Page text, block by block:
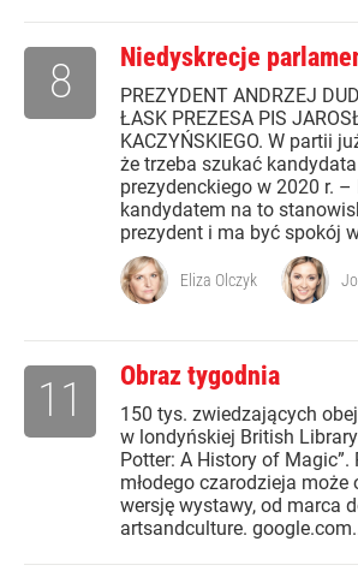
Niedyskrecje
PREZYDENT ANDRZEJ
ŁASK PREZESA PIS
KACZYŃSKIEGO. W partii
że trzeba szukać
prezydenckiego w 2020 r. –
kandydatem na to
prezydent i ma być spokój
8
Eliza Olczyk
Obraz tygodnia
150 tys. zwiedzających
w londyńskiej British
Potter: A History of Magic”.
młodego czarodzieja może
wersję wystawy, od marca
artsandculture.
11